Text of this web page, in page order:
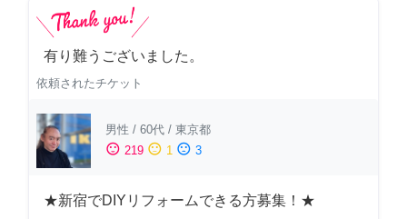
有り難うございました。
依頼されたチケット
男性 / 60代 / 東京都
sentiment_satisfied 219 sentiment_neutral 1 sentiment_dissatisfied 3
★新宿でDIYリフォームできる方募集！★